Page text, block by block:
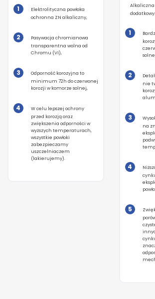
Elektrolityczna powłoka
ochronna ZN alkaliczny,
Pasywacja chromianowa
transparentna wolna od
Chromu (VI),
Odporność korozyjna to
minimum 72h do czerwonej
korozji w komorze solnej,
W celu lepszej ochrony
przed korozją oraz
zwiększenia odporności w
wyższych temperaturach,
wszystkie powłoki
zabezpieczamy
uszczelniaczem
(lakierujemy).
Alkaliczna
nie
na